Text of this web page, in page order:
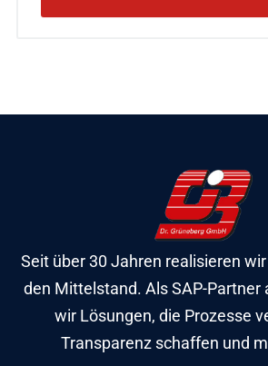
Seit über 30 Jahren realisieren
den Mittelstand. Als SAP-Partner
wir Lösungen, die Prozesse
Transparenz schaffen und